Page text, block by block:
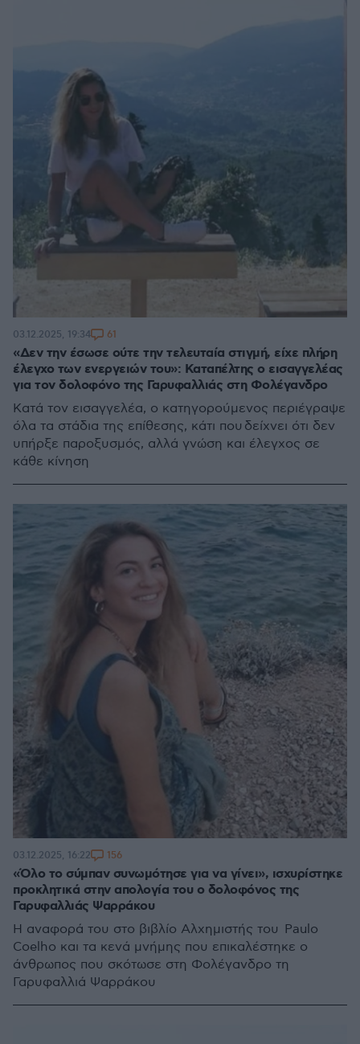
«Δεν την έσωσε ούτε την τελευταία στιγμή, είχε πλήρη
έλεγχο των ενεργειών του»: Καταπέλτης ο εισαγγελέας
για τον δολοφόνο της Γαρυφαλλιάς στη Φολέγανδρο
Κατά τον εισαγγελέα, ο κατηγορούμενος περιέγραψε
όλα τα στάδια της επίθεσης, κάτι που δείχνει ότι δεν
υπήρξε παροξυσμός, αλλά γνώση και έλεγχος σε
κάθε κίνηση
03.12.2025, 19:34 61
«Όλο το σύμπαν συνωμότησε για να γίνει», ισχυρίστηκε
προκλητικά στην απολογία του ο δολοφόνος της
Γαρυφαλλιάς Ψαρράκου
Η αναφορά του στο βιβλίο Αλχημιστής του Paulo
Coelho και τα κενά μνήμης που επικαλέστηκε ο
άνθρωπος που σκότωσε στη Φολέγανδρο τη
Γαρυφαλλιά Ψαρράκου
03.12.2025, 16:22 156